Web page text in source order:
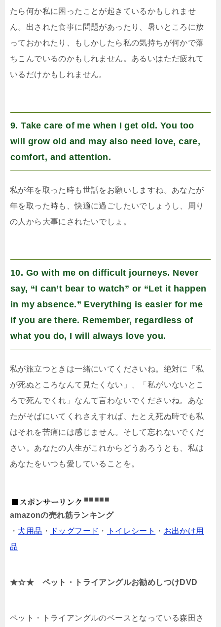
たら何か私に困ったことが起きているかもしれませ
ん。出された食事に問題があったり、暑いところに放
っておかれたり、もしかしたら私の気持ちが何かで落
ちこんでいるのかもしれません。あるいはただ疲れて
いるだけかもしれません。
9. Take care of me when I get old. You too
will grow old and may also need love, care,
comfort, and attention.
私が年を取った時も世話をお願いしますね。あなたが
年を取った時も、快適に過ごしたいでしょうし、周り
の人から大事にされたいでしょ。
10. Go with me on difficult journeys. Never
say, “I can’t bear to watch” or “Let it happen
in my absence.” Everything is easier for me
if you are there. Remember, regardless of
what you do, I will always love you.
私が旅立つときは一緒にいてくださいね。絶対に「私
が死ぬところなんて見たくない」、「私がいないとこ
ろで死んでくれ」なんて言わないでくださいね。あな
たがそばにいてくれさえすれば、たとえ死ぬ時でも私
はそれを苦痛には感じません。そして忘れないでくだ
さい。あなたの人生がこれからどうあろうとも、私は
あなたをいつも愛していることを。
■■■■■
amazonの売れ筋ランキング
・ 犬用品 ・ ドッグフード ・ トイレシート ・ お出かけ用
品
★☆★ ペット・トライアングルお勧めしつけDVD
ペット・トライアングルのベースとなっている森田さ